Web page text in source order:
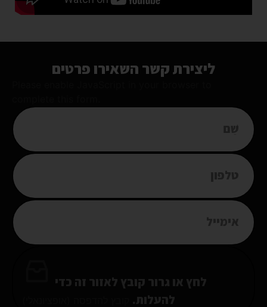
ליצירת קשר השאירו פרטים
לחץ או גרור קובץ לאזור זה כדי
להעלות.